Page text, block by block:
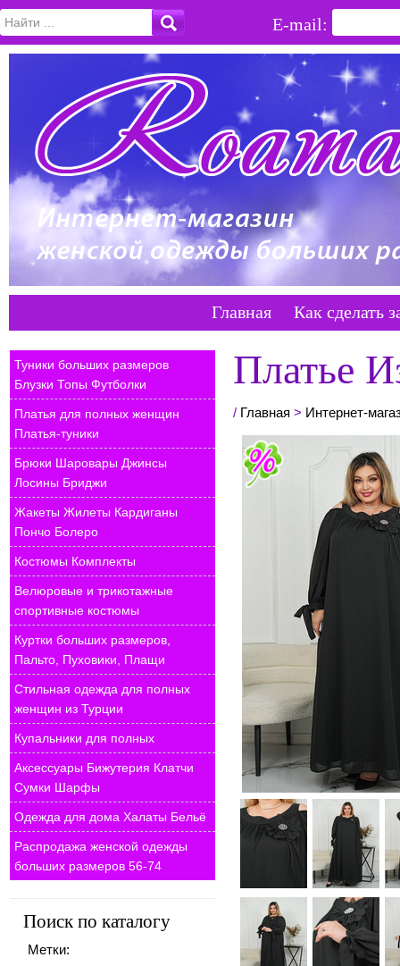
E-mail:
Главная Как сделать
Туники больших размеров
Блузки Топы Футболки
Платья для полных женщин
Платья-туники
Брюки Шаровары Джинсы
Лосины Бриджи
Жакеты Жилеты Кардиганы
Пончо Болеро
Костюмы Комплекты
Велюровые и трикотажные
спортивные костюмы
Куртки больших размеров,
Пальто, Пуховики, Плащи
Стильная одежда для полных
женщин из Турции
Купальники для полных
Аксессуары Бижутерия Клатчи
Сумки Шарфы
Одежда для дома Халаты Бельё
Распродажа женской одежды
больших размеров 56-74
Поиск по каталогу
Метки:
Платье
/ Главная > Интернет-